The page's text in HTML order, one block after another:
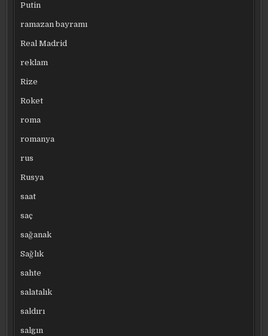
Putin
ramazan bayramı
Real Madrid
reklam
Rize
Roket
roma
romanya
rus
Rusya
saat
saç
sağanak
Sağlık
sahte
salatalık
saldırı
salgın